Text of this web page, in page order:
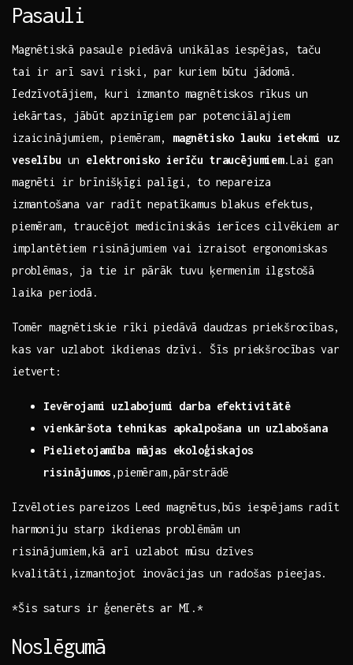
Pasauli
Magnētiskā pasaule piedāvā unikālas iespējas, taču
tai ir arī savi riski, par kuriem būtu jādomā.
Iedzīvotājiem, kuri izmanto magnētiskos rīkus ⁤un‌
iekārtas, jābūt apzinīgiem par potenciālajiem
izaicinājumiem, piemēram, magnētisko lauku ietekmi uz
veselību un elektronisko ierīču traucējumiem.Lai gan
magnēti ir brīnišķīgi palīgi,⁣ to nepareiza
⁣izmantošana var radīt nepatīkamus blakus efektus,
piemēram, traucējot‍ medicīniskās ierīces cilvēkiem ar
implantētiem risinājumiem vai izraisot ergonomiskas
problēmas, ja tie ir pārāk tuvu ķermenim ilgstošā
laika periodā.
Tomēr magnētiskie rīki piedāvā ‌daudzas ‍priekšrocības,
kas var uzlabot ⁢ikdienas dzīvi. Šīs priekšrocības var
ietvert:
Ievērojami uzlabojumi darba efektivitātē
vienkāršota tehnikas apkalpošana un uzlabošana
Pielietojamība mājas​ ekoloģiskajos
risinājumos ,piemēram,pārstrādē
Izvēloties pareizos Leed magnētus,būs iespējams radīt
‍harmoniju starp ikdienas problēmām un
risinājumiem,kā arī uzlabot mūsu dzīves
kvalitāti,izmantojot inovācijas un radošas pieejas. ⁤
*Šis ⁣saturs ir ģenerēts ar MI.*
Noslēgumā